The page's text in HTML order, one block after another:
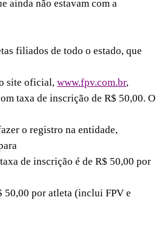
ainda não estavam com a
filiados de todo o estado, que
site oficial,www.fpv.com.br,
taxa de inscrição de R$ 50,00. O
o registro na entidade,
de inscrição é de R$ 50,00 por
50,00 por atleta (inclui FPV e